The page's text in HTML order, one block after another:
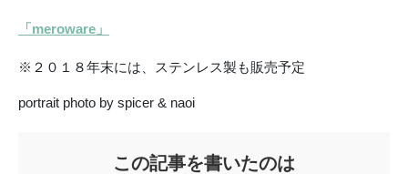
「meroware」
※２０１８年末には、ステンレス製も販売予定
portrait photo by spicer & naoi
この記事を書いたのは